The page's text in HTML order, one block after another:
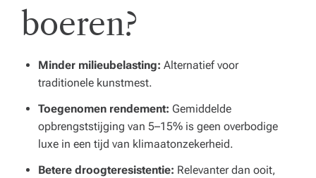
boeren?
Minder milieubelasting: Alternatief voor
traditionele kunstmest.
Toegenomen rendement: Gemiddelde
opbrengststijging van 5–15% is geen overbodige
luxe in een tijd van klimaatonzekerheid.
Betere droogteresistentie: Relevanter dan ooit,